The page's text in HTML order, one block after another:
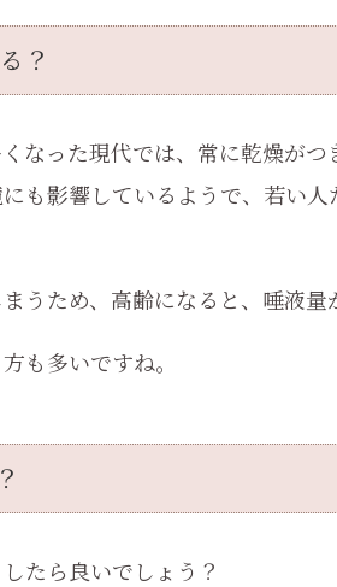
？
なった現代では、常に乾燥が
も影響しているようで、若い
うため、高齢になると、唾液量
も多いですね。
たら良いでしょう？